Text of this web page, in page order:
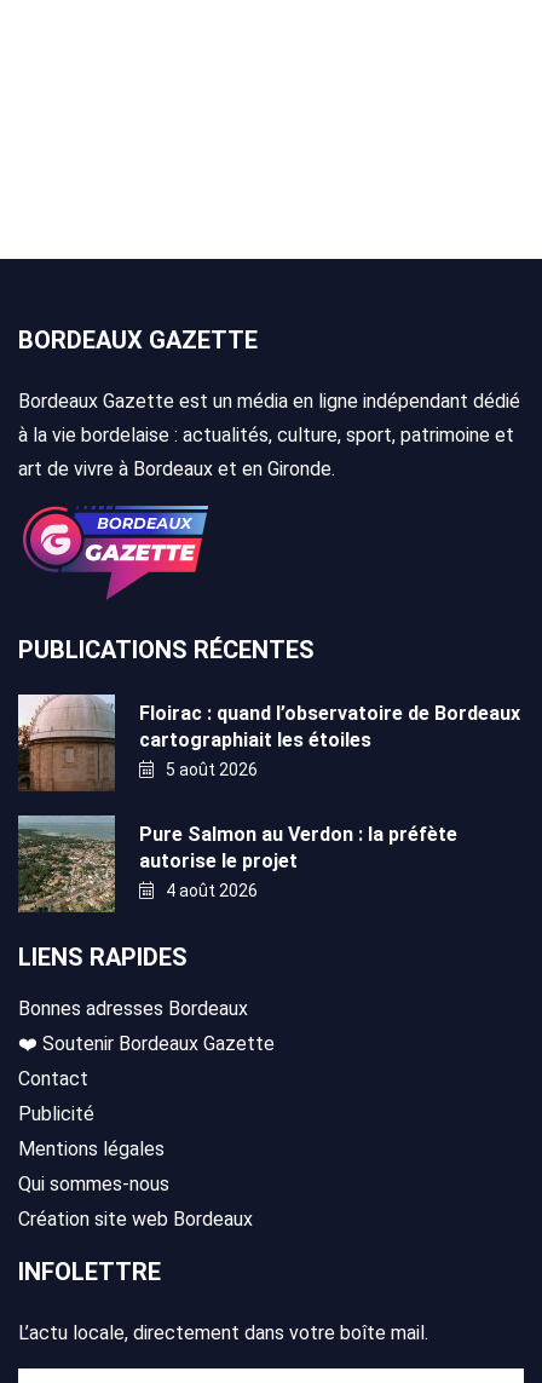
BORDEAUX GAZETTE
Bordeaux Gazette est un média en ligne indépendant dédié
à la vie bordelaise : actualités, culture, sport, patrimoine et
art de vivre à Bordeaux et en Gironde.
PUBLICATIONS RÉCENTES
Floirac : quand l’observatoire de Bordeaux
cartographiait les étoiles
5 août 2026
Pure Salmon au Verdon : la préfète
autorise le projet
4 août 2026
LIENS RAPIDES
Bonnes adresses Bordeaux
❤️ Soutenir Bordeaux Gazette
Contact
Publicité
Mentions légales
Qui sommes-nous
Création site web Bordeaux
INFOLETTRE
L’actu locale, directement dans votre boîte mail.